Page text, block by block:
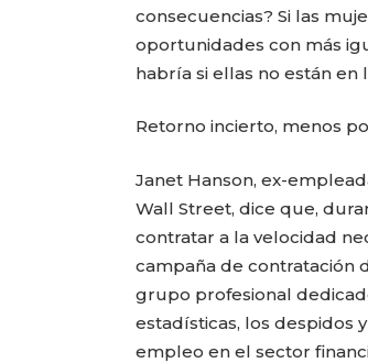
consecuencias? Si las
oportunidades con más
habría si ellas no están en
Retorno incierto, menos
Janet Hanson, ex-
Wall Street, dice que,
contratar a la velocidad
campaña de contratación
grupo profesional
estadísticas, los despidos
empleo en el sector